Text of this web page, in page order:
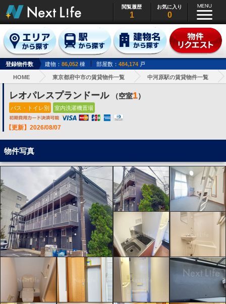
閲覧履歴
1
お気に入り
0
登録物件数 建物： 86,052 棟 部屋数： 484,174 戸
HOME 東京都府中市の賃貸物件一覧 中河原駅の賃貸物件一覧
レオパレスプランドール （空室1）
バス・トイレ別 室内洗濯機置場
【更新】2026/08/07
物件写真